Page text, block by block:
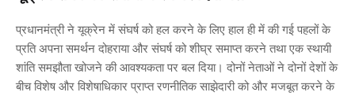
प्रधानमंत्री ने यूक्रेन में संघर्ष को हल करने के लिए हाल ही में की गई पहलों के
प्रति अपना समर्थन दोहराया और संघर्ष को शीघ्र समाप्त करने तथा एक स्थायी
शांति समझौता खोजने की आवश्यकता पर बल दिया। दोनों नेताओं ने दोनों देशों के
बीच विशेष और विशेषाधिकार प्राप्त रणनीतिक साझेदारी को और मजबूत करने के